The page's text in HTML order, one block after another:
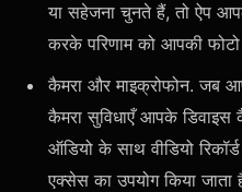
या सहेजना चुनते हैं, तो ऐप
करके परिणाम को आपकी
कैमरा और माइक्रोफोन. जब
कैमरा सुविधाएँ आपके
ऑडियो के साथ वीडियो
एक्सेस का उपयोग किया जाता